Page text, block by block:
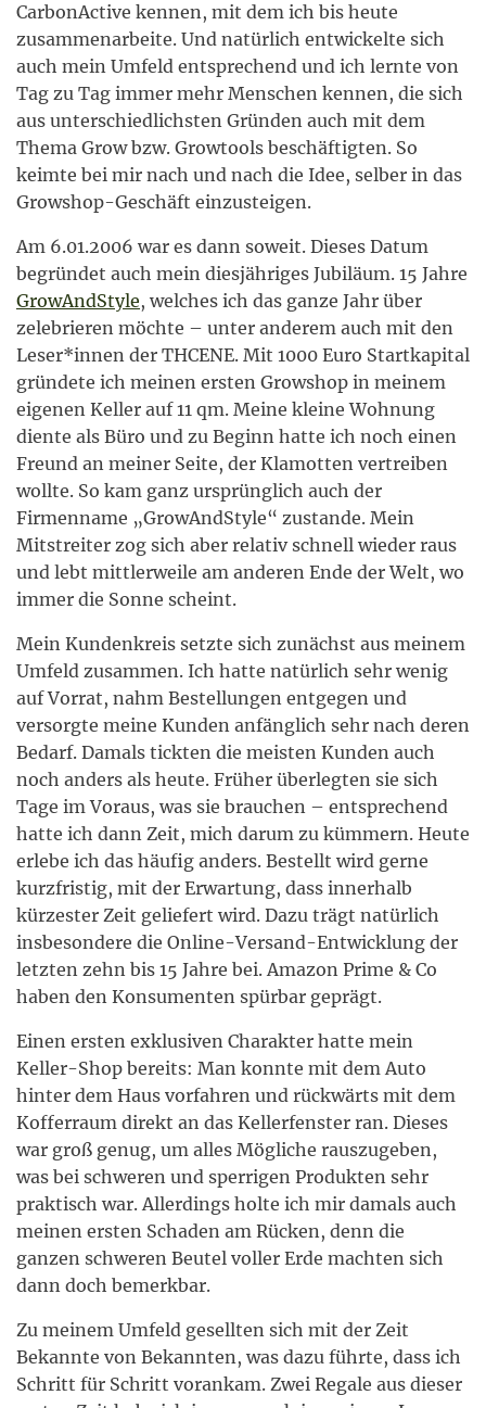
CarbonActive kennen, mit dem ich bis heute
zusammenarbeite. Und natürlich entwickelte sich
auch mein Umfeld entsprechend und ich lernte von
Tag zu Tag immer mehr Menschen kennen, die sich
aus unterschiedlichsten Gründen auch mit dem
Thema Grow bzw. Growtools beschäftigten. So
keimte bei mir nach und nach die Idee, selber in das
Growshop-Geschäft einzusteigen.
Am 6.01.2006 war es dann soweit. Dieses Datum
begründet auch mein diesjähriges Jubiläum. 15 Jahre
GrowAndStyle, welches ich das ganze Jahr über
zelebrieren möchte – unter anderem auch mit den
Leser*innen der THCENE. Mit 1000 Euro Startkapital
gründete ich meinen ersten Growshop in meinem
eigenen Keller auf 11 qm. Meine kleine Wohnung
diente als Büro und zu Beginn hatte ich noch einen
Freund an meiner Seite, der Klamotten vertreiben
wollte. So kam ganz ursprünglich auch der
Firmenname „GrowAndStyle“ zustande. Mein
Mitstreiter zog sich aber relativ schnell wieder raus
und lebt mittlerweile am anderen Ende der Welt, wo
immer die Sonne scheint.
Mein Kundenkreis setzte sich zunächst aus meinem
Umfeld zusammen. Ich hatte natürlich sehr wenig
auf Vorrat, nahm Bestellungen entgegen und
versorgte meine Kunden anfänglich sehr nach deren
Bedarf. Damals tickten die meisten Kunden auch
noch anders als heute. Früher überlegten sie sich
Tage im Voraus, was sie brauchen – entsprechend
hatte ich dann Zeit, mich darum zu kümmern. Heute
erlebe ich das häufig anders. Bestellt wird gerne
kurzfristig, mit der Erwartung, dass innerhalb
kürzester Zeit geliefert wird. Dazu trägt natürlich
insbesondere die Online-Versand-Entwicklung der
letzten zehn bis 15 Jahre bei. Amazon Prime & Co
haben den Konsumenten spürbar geprägt.
Einen ersten exklusiven Charakter hatte mein
Keller-Shop bereits: Man konnte mit dem Auto
hinter dem Haus vorfahren und rückwärts mit dem
Kofferraum direkt an das Kellerfenster ran. Dieses
war groß genug, um alles Mögliche rauszugeben,
was bei schweren und sperrigen Produkten sehr
praktisch war. Allerdings holte ich mir damals auch
meinen ersten Schaden am Rücken, denn die
ganzen schweren Beutel voller Erde machten sich
dann doch bemerkbar.
Zu meinem Umfeld gesellten sich mit der Zeit
Bekannte von Bekannten, was dazu führte, dass ich
Schritt für Schritt vorankam. Zwei Regale aus dieser